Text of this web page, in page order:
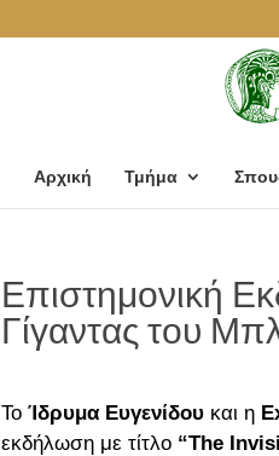
Αρχική Τμήμα
Επιστημονική
Γίγαντας του
ΤοΊδρυμα Ευγενίδου και η
εκδήλωση με τίτλο “The